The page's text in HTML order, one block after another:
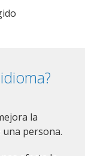
la
una persona.